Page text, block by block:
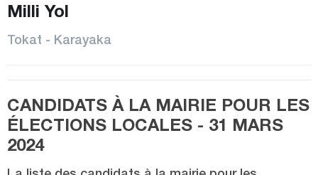
ÇAMLIBEL
ÇEVRELİ
CİMİTEKKE
DEMİRCİLİ
Milli Yol
Tokat - Karayaka
CANDIDATS À LA MAIRIE POUR LES
ÉLECTIONS LOCALES - 31 MARS
2024